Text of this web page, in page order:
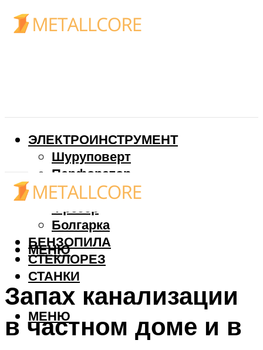
ЭЛЕКТРОИНСТРУМЕНТ
Шуруповерт
Перфоратор
Дрель
Фрезер
Болгарка
БЕНЗОПИЛА
СТЕКЛОРЕЗ
СТАНКИ
МЕНЮ
МЕНЮ
Запах канализации
в частном доме и в